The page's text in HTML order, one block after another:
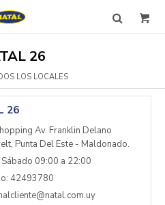
26
LOS LOCALES
26
Av. Franklin Delano
Punta Del Este - Maldonado.
09:00 a 22:00
42493780